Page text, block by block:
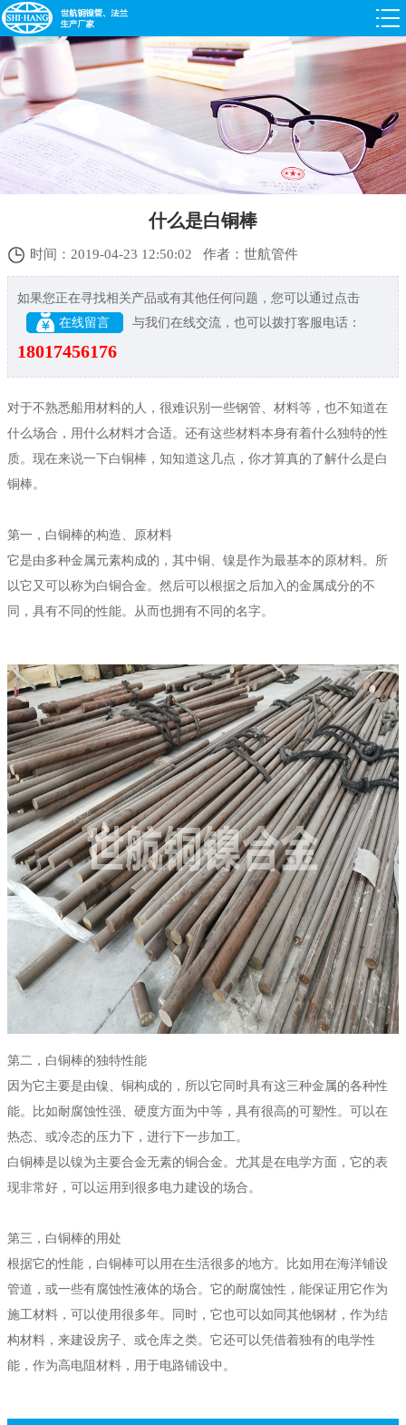
什么是白铜棒
时间：2019-04-23 12:50:02 作者：世航管件
如果您正在寻找相关产品或有其他任何问题，您可以通过点击
在线留言
与我们在线交流，也可以拨打客服电话：
18017456176
对于不熟悉船用材料的人，很难识别一些钢管、材料等，也不知道在
什么场合，用什么材料才合适。还有这些材料本身有着什么独特的性
质。现在来说一下白铜棒，知知道这几点，你才算真的了解什么是白
铜棒。
第一，白铜棒的构造、原材料
它是由多种金属元素构成的，其中铜、镍是作为最基本的原材料。所
以它又可以称为白铜合金。然后可以根据之后加入的金属成分的不
同，具有不同的性能。从而也拥有不同的名字。
第二，白铜棒的独特性能
因为它主要是由镍、铜构成的，所以它同时具有这三种金属的各种性
能。比如耐腐蚀性强、硬度方面为中等，具有很高的可塑性。可以在
热态、或冷态的压力下，进行下一步加工。
白铜棒是以镍为主要合金无素的铜合金。尤其是在电学方面，它的表
现非常好，可以运用到很多电力建设的场合。
第三，白铜棒的用处
根据它的性能，白铜棒可以用在生活很多的地方。比如用在海洋铺设
管道，或一些有腐蚀性液体的场合。它的耐腐蚀性，能保证用它作为
施工材料，可以使用很多年。同时，它也可以如同其他钢材，作为结
构材料，来建设房子、或仓库之类。它还可以凭借着独有的电学性
能，作为高电阻材料，用于电路铺设中。